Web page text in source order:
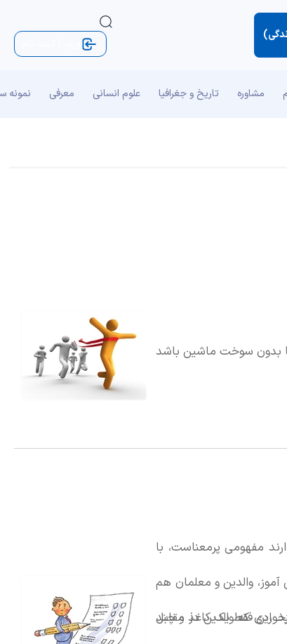
مشاوره تاریخ و جغرافیا علوم انسانی معرفی نمونه
بدون سوخت ماشین باشد
مفهومی پرمعناست، با
آموز، والدین و معلمان هم
که والدین در مقابل
این فقط یک کاغذ و چند